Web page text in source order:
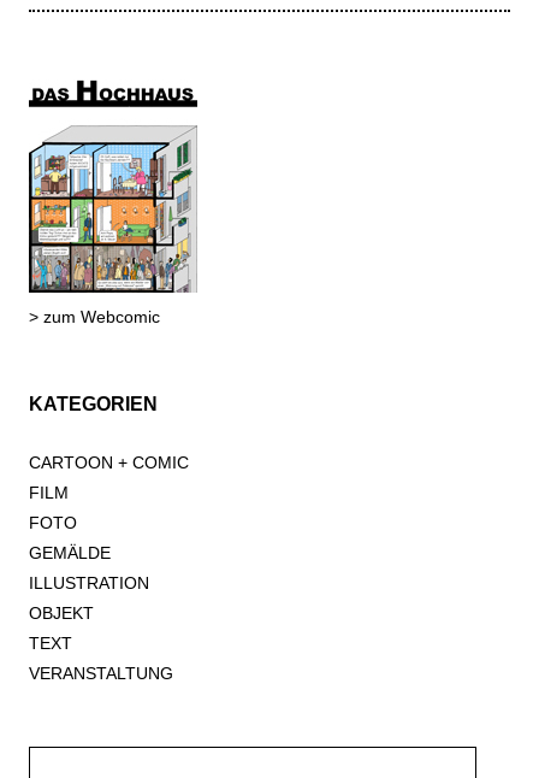
> zum Webcomic
KATEGORIEN
CARTOON + COMIC
FILM
FOTO
GEMÄLDE
ILLUSTRATION
OBJEKT
TEXT
VERANSTALTUNG